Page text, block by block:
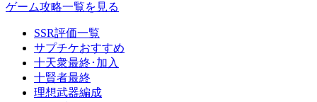
ゲーム攻略一覧を見る
SSR評価一覧
サプチケおすすめ
十天衆最終･加入
十賢者最終
理想武器編成